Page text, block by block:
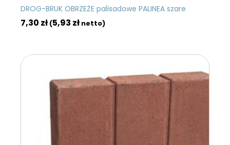
DROG-BRUK OBRZEŻE palisadowe PALINEA szare
7,30 zł (5,93 zł netto)